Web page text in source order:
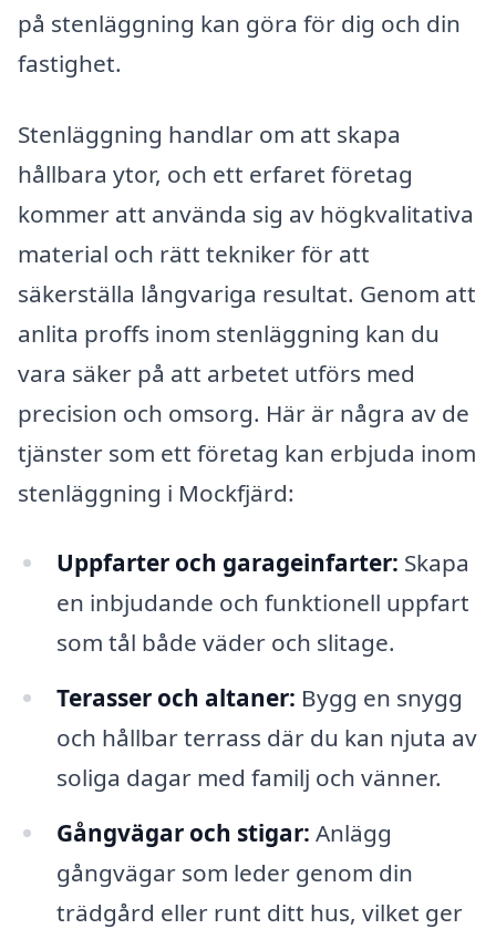
på stenläggning kan göra för dig och din
fastighet.
Stenläggning handlar om att skapa
hållbara ytor, och ett erfaret företag
kommer att använda sig av högkvalitativa
material och rätt tekniker för att
säkerställa långvariga resultat. Genom att
anlita proffs inom stenläggning kan du
vara säker på att arbetet utförs med
precision och omsorg. Här är några av de
tjänster som ett företag kan erbjuda inom
stenläggning i Mockfjärd:
Uppfarter och garageinfarter: Skapa
en inbjudande och funktionell uppfart
som tål både väder och slitage.
Terasser och altaner: Bygg en snygg
och hållbar terrass där du kan njuta av
soliga dagar med familj och vänner.
Gångvägar och stigar: Anlägg
gångvägar som leder genom din
trädgård eller runt ditt hus, vilket ger